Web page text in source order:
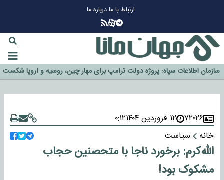
ارتباط با مادرباره ما
گزینه جدایی اوسمار روی میز مدیران پرسپولیس
آیا رئیس جمهور آمریکا قانون را دور می‌زند؟
اخراج رسمی چهره نامدار از پرسپولیس
سازمان اطلاعات سپاه: پروژه دولت ترامپ برای مهار چین، روسیه و اروپا شکست
خورد
۷۲۰۲۶ ۱۲ فروردین ۱۴۰۴
۰:۱۲
خانه
سیاست
الله‌کرم: برخورد ناجا با متحصنین حجاب
مشکوک بود!